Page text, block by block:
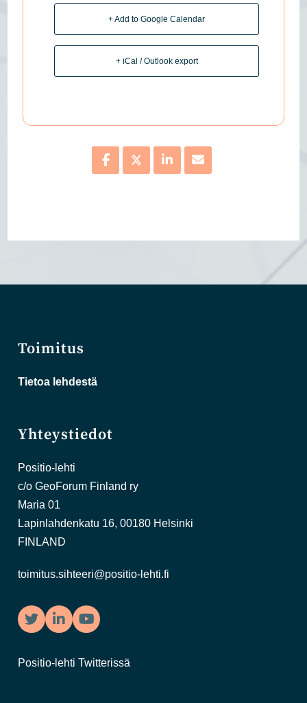
+ Add to Google Calendar
+ iCal / Outlook export
Toimitus
Tietoa lehdestä
Yhteystiedot
Positio-lehti
c/o GeoForum Finland ry
Maria 01
Lapinlahdenkatu 16, 00180 Helsinki
FINLAND
toimitus.sihteeri@positio-lehti.fi
TwitterLinkedInYouTube
Positio-lehti Twitterissä